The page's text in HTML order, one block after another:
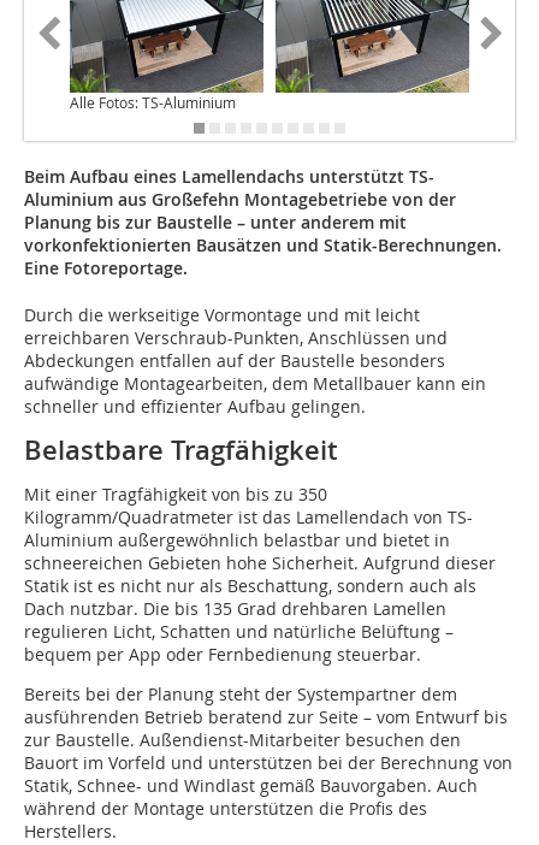
Alle Fotos: TS-Aluminium
Beim Aufbau eines Lamellendachs unterstützt TS-
Aluminium aus Großefehn Montagebetriebe von der
Planung bis zur Baustelle – unter anderem mit
vorkonfektionierten Bausätzen und Statik-Berechnungen.
Eine Fotoreportage.
Durch die werkseitige Vormontage und mit leicht
erreichbaren Verschraub-Punkten, Anschlüssen und
Abdeckungen entfallen auf der Baustelle besonders
aufwändige Montagearbeiten, dem Metallbauer kann ein
schneller und effizienter Aufbau gelingen.
Belastbare Tragfähigkeit
Mit einer Tragfähigkeit von bis zu 350
Kilogramm/Quadratmeter ist das Lamellendach von TS-
Aluminium außergewöhnlich belastbar und bietet in
schneereichen Gebieten hohe Sicherheit. Aufgrund dieser
Statik ist es nicht nur als Beschattung, sondern auch als
Dach nutzbar. Die bis 135 Grad drehbaren Lamellen
regulieren Licht, Schatten und natürliche Belüftung –
bequem per App oder Fernbedienung steuerbar.
Bereits bei der Planung steht der Systempartner dem
ausführenden Betrieb beratend zur Seite – vom Entwurf bis
zur Baustelle. Außendienst-Mitarbeiter besuchen den
Bauort im Vorfeld und unterstützen bei der Berechnung von
Statik, Schnee- und Windlast gemäß Bauvorgaben. Auch
während der Montage unterstützen die Profis des
Herstellers.